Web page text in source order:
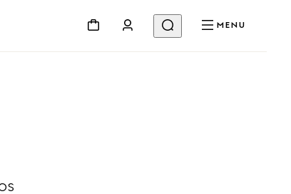
MENU